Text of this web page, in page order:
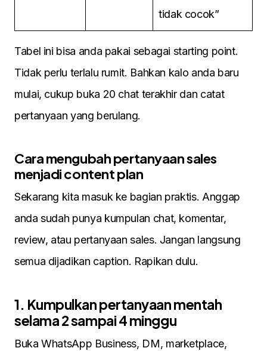
tidak cocok”
Tabel ini bisa anda pakai sebagai starting point.
Tidak perlu terlalu rumit. Bahkan kalo anda baru
mulai, cukup buka 20 chat terakhir dan catat
pertanyaan yang berulang.
Cara mengubah pertanyaan sales
menjadi content plan
Sekarang kita masuk ke bagian praktis. Anggap
anda sudah punya kumpulan chat, komentar,
review, atau pertanyaan sales. Jangan langsung
semua dijadikan caption. Rapikan dulu.
1. Kumpulkan pertanyaan mentah
selama 2 sampai 4 minggu
Buka WhatsApp Business, DM, marketplace,